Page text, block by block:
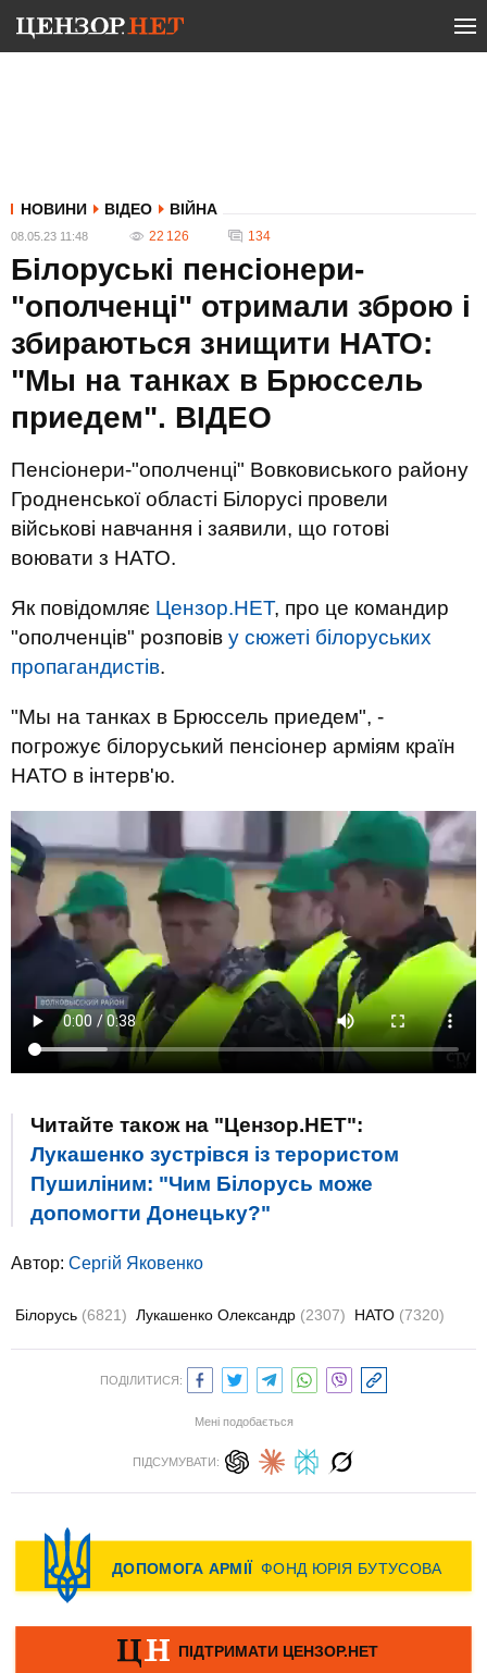
НОВИНИ ВІДЕО ВІЙНА
08.05.23 11:48 22 126 134
Білоруські пенсіонери-
"ополченці" отримали зброю і
збираються знищити НАТО:
"Мы на танках в Брюссель
приедем". ВIДЕО
Пенсіонери-"ополченці" Вовковиського району
Гродненської області Білорусі провели
військові навчання і заявили, що готові
воювати з НАТО.
Як повідомляє Цензор.НЕТ, про це командир
"ополченців" розповів у сюжеті білоруських
пропагандистів.
"Мы на танках в Брюссель приедем", -
погрожує білоруський пенсіонер арміям країн
НАТО в інтерв'ю.
Читайте також на "Цензор.НЕТ":
Лукашенко зустрівся із терористом
Пушиліним: "Чим Білорусь може
допомогти Донецьку?"
Автор: Сергій Яковенко
Білорусь (6821) Лукашенко Олександр (2307) НАТО (7320)
ПОДІЛИТИСЯ:
Мені подобається
ПІДСУМУВАТИ: